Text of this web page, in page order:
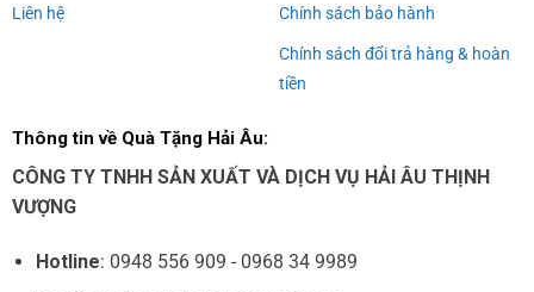
Liên hệ Chính sách bảo hành
Chính sách đổi trả hàng & hoàn
tiền
Thông tin về Quà Tặng Hải Âu:
CÔNG TY TNHH SẢN XUẤT VÀ DỊCH VỤ HẢI ÂU THỊNH
VƯỢNG
Hotline: 0948 556 909 - 0968 34 9989